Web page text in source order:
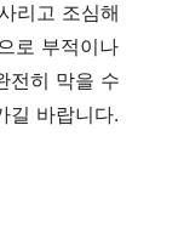
리고 조심해
로 부적이나
전히 막을 수
길 바랍니다.